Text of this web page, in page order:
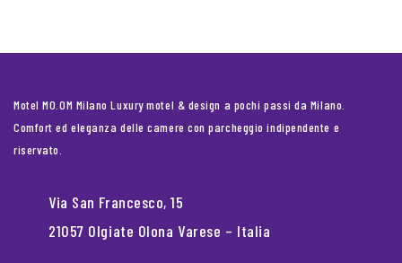
Motel MO.OM Milano Luxury motel & design a pochi passi da Milano.
Comfort ed eleganza delle camere con parcheggio indipendente e
riservato.
Via San Francesco, 15
21057 Olgiate Olona Varese – Italia